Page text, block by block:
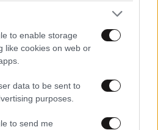
to enable storage
like cookies on web or
data to be sent to
purposes.
to send me
θα λάβουν email ή
ΑΑΔΕ για φορολογικές